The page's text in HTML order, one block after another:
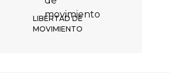
LIBERTAD DE
MOVIMIENTO